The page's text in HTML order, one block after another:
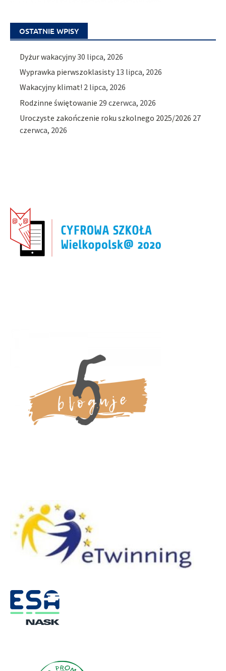
OSTATNIE WPISY
Dyżur wakacyjny30 lipca, 2026
Wyprawka pierwszoklasisty 13 lipca, 2026
Wakacyjny klimat! 2 lipca, 2026
Rodzinne świętowanie 29 czerwca, 2026
Uroczyste zakończenie roku szkolnego 2025/2026 27
czerwca, 2026